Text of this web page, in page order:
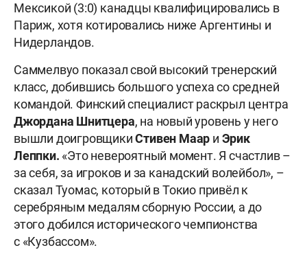
Мексикой (3:0) канадцы квалифицировались в
Париж, хотя котировались ниже Аргентины и
Нидерландов.
Саммелвуо показал свой высокий тренерский
класс, добившись большого успеха со средней
командой. Финский специалист раскрыл центра
Джордана Шнитцера, на новый уровень у него
вышли доигровщикиСтивен Маар и Эрик
Леппки. «Это невероятный момент. Я счастлив –
за себя, за игроков и за канадский волейбол», –
сказал Туомас, который в Токио привёл к
серебряным медалям сборную России, а до
этого добился исторического чемпионства
с «Кузбассом».